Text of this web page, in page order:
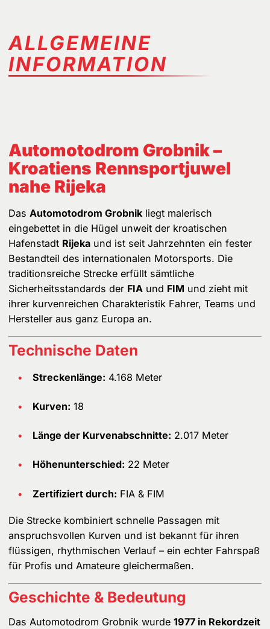
ALLGEMEINE
INFORMATION
Automotodrom Grobnik –
Kroatiens Rennsportjuwel
nahe Rijeka
Das Automotodrom Grobnikliegt malerisch
eingebettet in die Hügel unweit der kroatischen
Hafenstadt Rijekaund ist seit Jahrzehnten ein fester
Bestandteil des internationalen Motorsports. Die
traditionsreiche Strecke erfüllt sämtliche
Sicherheitsstandards der FIAund FIM und zieht mit
ihrer kurvenreichen Charakteristik Fahrer, Teams und
Hersteller aus ganz Europa an.
Technische Daten
Streckenlänge: 4.168 Meter
Kurven: 18
Länge der Kurvenabschnitte: 2.017 Meter
Höhenunterschied: 22 Meter
Zertifiziert durch: FIA & FIM
Die Strecke kombiniert schnelle Passagen mit
anspruchsvollen Kurven und ist bekannt für ihren
flüssigen, rhythmischen Verlauf – ein echter Fahrspaß
für Profis und Amateure gleichermaßen.
Geschichte & Bedeutung
Das Automotodrom Grobnik wurde 1977 in Rekordzeit